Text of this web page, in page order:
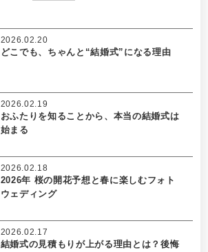
どこでも、ちゃんと“結婚式”になる理由
2026.02.20
おふたりを知ることから、本当の結婚式は
始まる
2026.02.19
2026年 桜の開花予想と春に楽しむフォト
ウェディング
2026.02.18
結婚式の見積もりが上がる理由とは？後悔
2026.02.17